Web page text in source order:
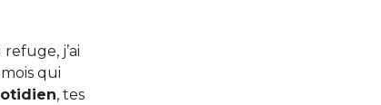
j’ai
qui
, tes